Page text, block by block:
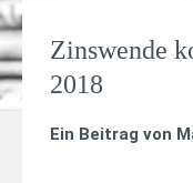
Zinswende
2018
Ein Beitrag von